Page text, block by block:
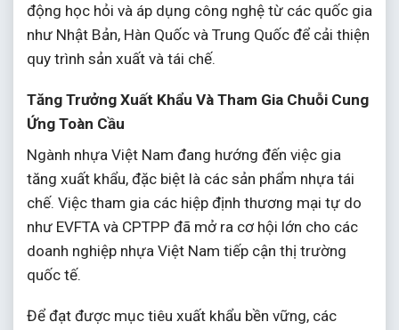
động học hỏi và áp dụng công nghệ từ các quốc gia
như Nhật Bản, Hàn Quốc và Trung Quốc để cải thiện
quy trình sản xuất và tái chế.
Tăng Trưởng Xuất Khẩu Và Tham Gia Chuỗi Cung
Ứng Toàn Cầu
Ngành nhựa Việt Nam đang hướng đến việc gia
tăng xuất khẩu, đặc biệt là các sản phẩm nhựa tái
chế. Việc tham gia các hiệp định thương mại tự do
như EVFTA và CPTPP đã mở ra cơ hội lớn cho các
doanh nghiệp nhựa Việt Nam tiếp cận thị trường
quốc tế.
Để đạt được mục tiêu xuất khẩu bền vững, các